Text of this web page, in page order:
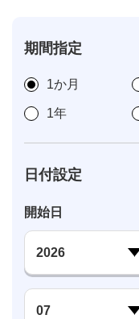
期間指定
1か月
1年
日付設定
開始日